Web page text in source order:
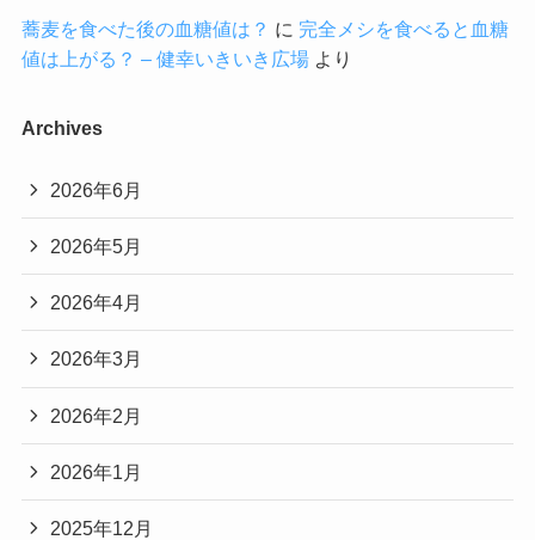
蕎麦を食べた後の血糖値は？ に 完全メシを食べると血糖
値は上がる？ – 健幸いきいき広場より
Archives
2026年6月
2026年5月
2026年4月
2026年3月
2026年2月
2026年1月
2025年12月